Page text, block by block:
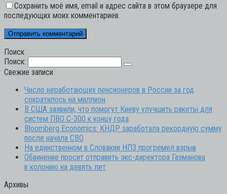
Сохранить моё имя, email и адрес сайта в этом браузере для
последующих моих комментариев.
Поиск
Поиск:
Свежие записи
Число неработающих пенсионеров в России за год
сократилось на миллион
В США заявили, что помогут Киеву улучшить ракеты для
систем ПВО С-300 к концу года
Bloomberg Economics: КНДР заработала рекордную сумму
после начала СВО
На единственном в Словакии НПЗ прогремел взрыв
Обвинение просит отправить экс-директора Газманова
в колонию на девять лет
Архивы